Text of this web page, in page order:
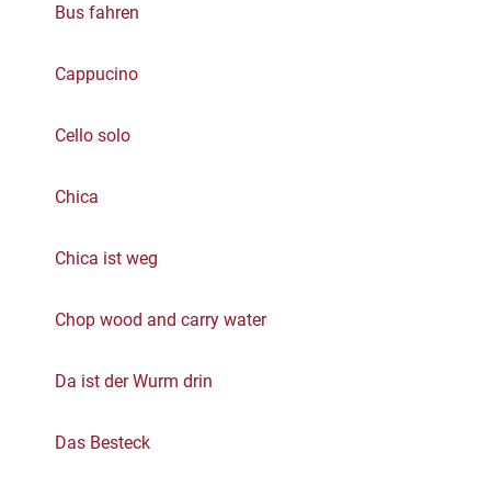
Bus fahren
Cappucino
Cello solo
Chica
Chica ist weg
Chop wood and carry water
Da ist der Wurm drin
Das Besteck